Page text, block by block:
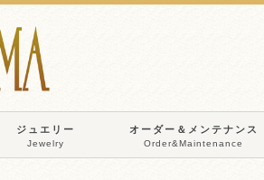
ジュエリー
Jewelry
オーダー＆メンテナンス
Order&Maintenance